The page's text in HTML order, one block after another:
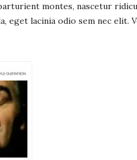
montes, nascetur
lacinia odio sem nec elit.